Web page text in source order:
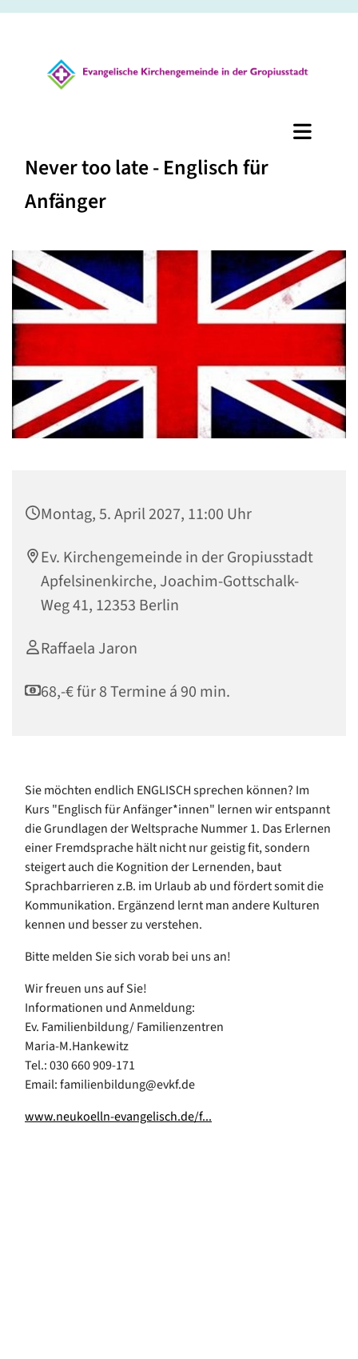
Never too late - Englisch für
Anfänger
Montag, 5. April 2027, 11:00 Uhr
Ev. Kirchengemeinde in der Gropiusstadt
Apfelsinenkirche, Joachim-Gottschalk-
Weg 41, 12353 Berlin
Raffaela Jaron
68,-€ für 8 Termine á 90 min.
Sie möchten endlich ENGLISCH sprechen können? Im
Kurs "Englisch für Anfänger*innen" lernen wir entspannt
die Grundlagen der Weltsprache Nummer 1. Das Erlernen
einer Fremdsprache hält nicht nur geistig fit, sondern
steigert auch die Kognition der Lernenden, baut
Sprachbarrieren z.B. im Urlaub ab und fördert somit die
Kommunikation. Ergänzend lernt man andere Kulturen
kennen und besser zu verstehen.
Bitte melden Sie sich vorab bei uns an!
Wir freuen uns auf Sie!
Informationen und Anmeldung:
Ev. Familienbildung/ Familienzentren
Maria-M.Hankewitz
Tel.: 030 660 909-171
Email: familienbildung@evkf.de
www.neukoelln-evangelisch.de/f...